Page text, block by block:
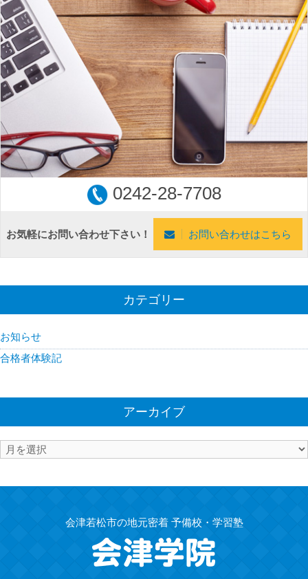
0242-28-7708
お気軽にお問い合わせ下さい！ お問い合わせはこちら
カテゴリー
お知らせ
合格者体験記
アーカイブ
ア
会津若松市の地元密着 予備校・学習塾